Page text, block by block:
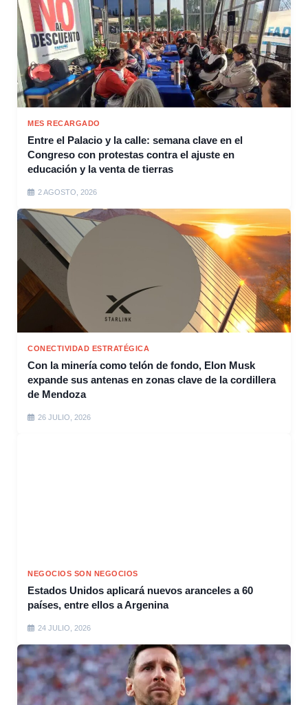
MES RECARGADO
Entre el Palacio y la calle: semana clave en el
Congreso con protestas contra el ajuste en
educación y la venta de tierras
2 AGOSTO, 2026
CONECTIVIDAD ESTRATÉGICA
Con la minería como telón de fondo, Elon Musk
expande sus antenas en zonas clave de la cordillera
de Mendoza
26 JULIO, 2026
NEGOCIOS SON NEGOCIOS
Estados Unidos aplicará nuevos aranceles a 60
países, entre ellos a Argenina
24 JULIO, 2026